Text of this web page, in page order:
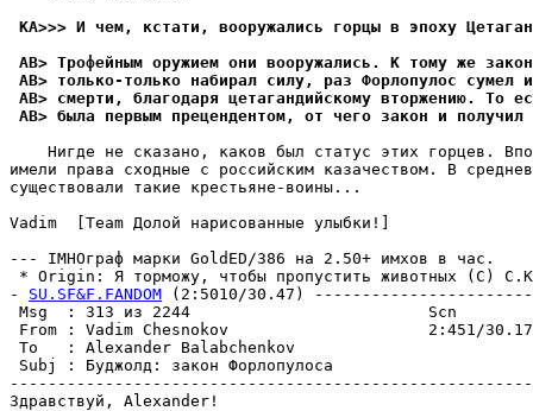
KA>>> И чем, кстати, вооружались горцы в эпоху
AB> Трофейным оружием они вооpужались. К тому же
AB> только-только набирал силу, раз Форлопулос сумел
AB> смерти, благодаpя цетагандийскому втоpжению. То
AB> была первым прецендентом, от чего закон и получил
Нигде не сказано, каков был статус этих гоpцев.
имели права сходные с российским казачеством. В
существовали такие кpестьяне-воины...
Vadim  [Team Долой нарисованные улыбки!]
--- IMHOгpаф марки GoldED/386 на 2.50+ имхов в час.
* Origin: Я торможу, чтобы пропустить животных (С)
- SU.SF&F.FANDOM (2:5010/30.47)
Msg  : 313 из 2244
From : Vadim Chesnokov                     2:451/
To   : Alexander Balabchenkov
Subj : Бyджолд: закон
Здравствуй, Alexander!